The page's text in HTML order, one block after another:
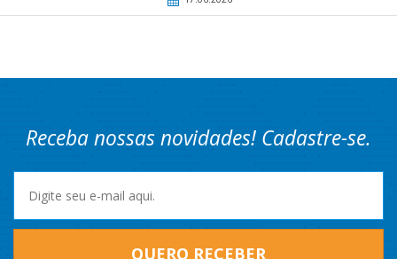
Receba nossas novidades! Cadastre-se.
QUERO RECEBER